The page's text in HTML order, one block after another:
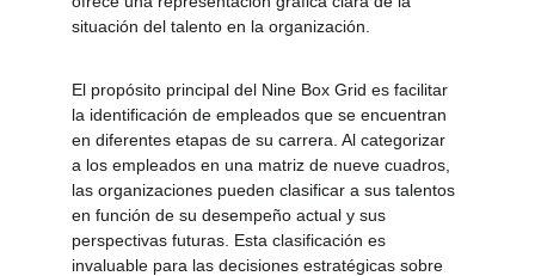
situación del talento en la organización.
El propósito principal del Nine Box Grid es facilitar
la identificación de empleados que se encuentran
en diferentes etapas de su carrera. Al categorizar
a los empleados en una matriz de nueve cuadros,
las organizaciones pueden clasificar a sus talentos
en función de su desempeño actual y sus
perspectivas futuras. Esta clasificación es
invaluable para las decisiones estratégicas sobre